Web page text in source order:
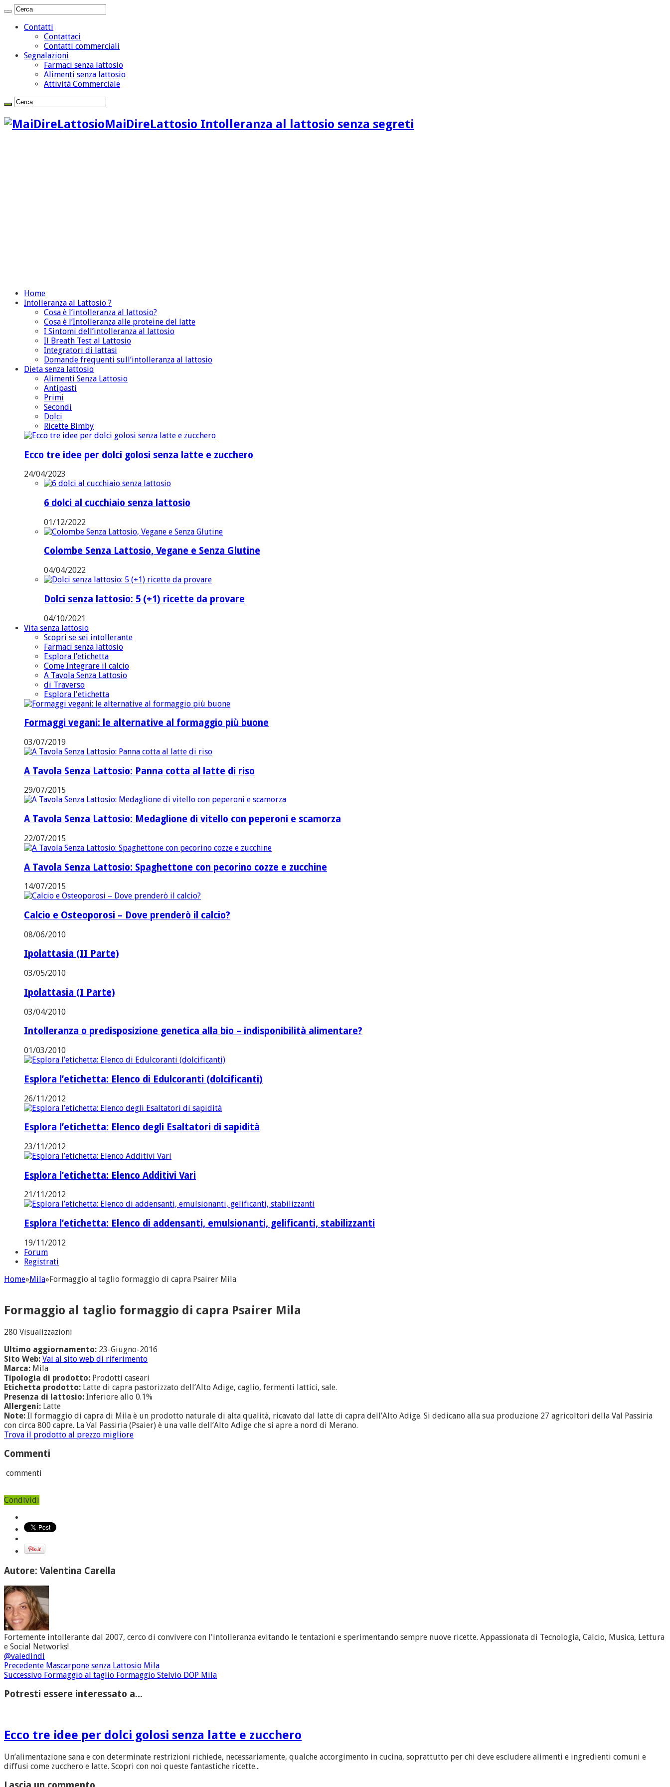
Contatti
Contattaci
Contatti commerciali
Segnalazioni
Farmaci senza lattosio
Alimenti senza lattosio
Attività Commerciale
MaiDireLattosio Intolleranza al lattosio senza segreti
Home
Intolleranza al Lattosio ?
Cosa è l’intolleranza al lattosio?
Cosa è l’Intolleranza alle proteine del latte
I Sintomi dell’intolleranza al lattosio
Il Breath Test al Lattosio
Integratori di lattasi
Domande frequenti sull’intolleranza al lattosio
Dieta senza lattosio
Alimenti Senza Lattosio
Antipasti
Primi
Secondi
Dolci
Ricette Bimby
Ecco tre idee per dolci golosi senza latte e zucchero
24/04/2023
6 dolci al cucchiaio senza lattosio
01/12/2022
Colombe Senza Lattosio, Vegane e Senza Glutine
04/04/2022
Dolci senza lattosio: 5 (+1) ricette da provare
04/10/2021
Vita senza lattosio
Scopri se sei intollerante
Farmaci senza lattosio
Esplora l’etichetta
Come Integrare il calcio
A Tavola Senza Lattosio
di Traverso
Esplora l'etichetta
Formaggi vegani: le alternative al formaggio più buone
03/07/2019
A Tavola Senza Lattosio: Panna cotta al latte di riso
29/07/2015
A Tavola Senza Lattosio: Medaglione di vitello con peperoni e scamorza
22/07/2015
A Tavola Senza Lattosio: Spaghettone con pecorino cozze e zucchine
14/07/2015
Calcio e Osteoporosi – Dove prenderò il calcio?
08/06/2010
Ipolattasia (II Parte)
03/05/2010
Ipolattasia (I Parte)
03/04/2010
Intolleranza o predisposizione genetica alla bio – indisponibilità alimentare?
01/03/2010
Esplora l’etichetta: Elenco di Edulcoranti (dolcificanti)
26/11/2012
Esplora l’etichetta: Elenco degli Esaltatori di sapidità
23/11/2012
Esplora l’etichetta: Elenco Additivi Vari
21/11/2012
Esplora l’etichetta: Elenco di addensanti, emulsionanti, gelificanti, stabilizzanti
19/11/2012
Forum
Registrati
Home»Mila»Formaggio al taglio formaggio di capra Psairer Mila
Formaggio al taglio formaggio di capra Psairer Mila
280 Visualizzazioni
Ultimo aggiornamento: 23-Giugno-2016
Sito Web: Vai al sito web di riferimento
Marca: Mila
Tipologia di prodotto: Prodotti caseari
Etichetta prodotto: Latte di capra pastorizzato dell’Alto Adige, caglio, fermenti lattici, sale.
Presenza di lattosio: Inferiore allo 0.1%
Allergeni: Latte
Note: Il formaggio di capra di Mila è un prodotto naturale di alta qualità, ricavato dal latte di capra dell’Alto Adige. Si dedicano alla sua produzione 27 agricoltori della Val Passiria
con circa 800 capre. La Val Passiria (Psaier) è una valle dell’Alto Adige che si apre a nord di Merano.
Trova il prodotto al prezzo migliore
Commenti
commenti
Condividi
Autore: Valentina Carella
Fortemente intollerante dal 2007, cerco di convivere con l'intolleranza evitando le tentazioni e sperimentando sempre nuove ricette. Appassionata di Tecnologia, Calcio, Musica, Lettura
e Social Networks!
@valedindi
Precedente Mascarpone senza Lattosio Mila
Successivo Formaggio al taglio Formaggio Stelvio DOP Mila
Potresti essere interessato a...
Ecco tre idee per dolci golosi senza latte e zucchero
Un’alimentazione sana e con determinate restrizioni richiede, necessariamente, qualche accorgimento in cucina, soprattutto per chi deve escludere alimenti e ingredienti comuni e
diffusi come zucchero e latte. Scopri con noi queste fantastiche ricette...